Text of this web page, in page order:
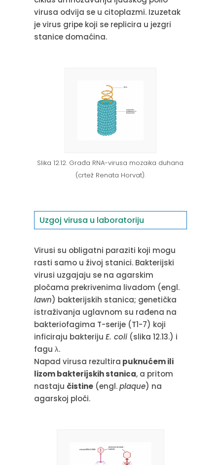
virusa odvija se u citoplazmi. Izuzetak
je virus gripe koji se replicira u jezgri
stanice domaćina.
Slika 12.12. Građa RNA-virusa mozaika duhana
(crtež Renata Horvat).
Uzgoj virusa u laboratoriju
Virusi su obligatni paraziti koji mogu
rasti samo u živoj stanici. Bakterijski
virusi uzgajaju se na agarskim
pločama prekrivenima livadom (engl.
lawn) bakterijskih stanica; genetička
istraživanja uglavnom su rađena na
bakteriofagima T-serije (T1-7) koji
inficiraju bakteriju E. coli(slika 12.13.) i
fagu λ.
Napad virusa rezultira puknućem ili
lizom bakterijskih stanica, a pritom
nastaju čistine(engl.plaque) na
agarskoj ploči.